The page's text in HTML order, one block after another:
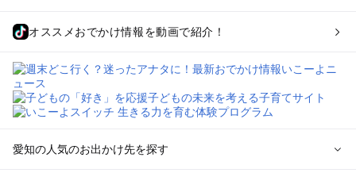
オススメおでかけ情報を動画で紹介！
愛知の人気のお出かけ先を探す